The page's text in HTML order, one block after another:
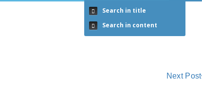
Next Post
Search in title
Search in content